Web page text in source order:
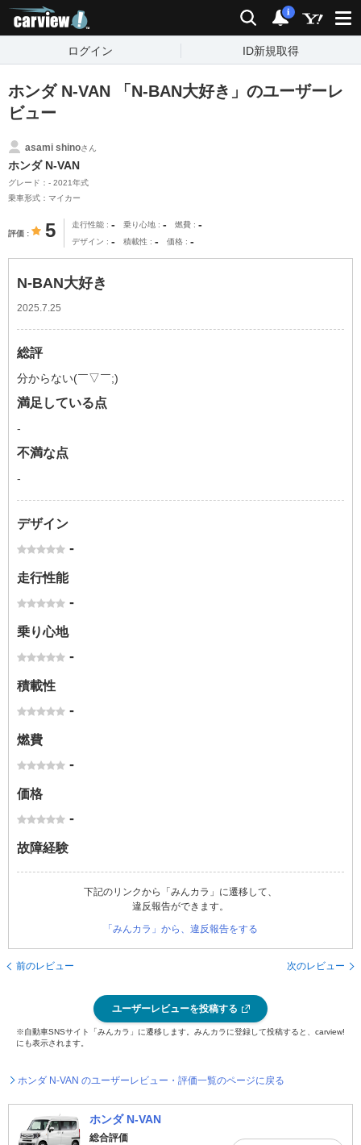
検索 通知
i
ログイン ID新規取得
ホンダ N-VAN 「N-BAN大好き」のユーザーレ
ビュー
asami shinoさん
ホンダ N-VAN
グレード：- 2021年式
乗車形式：マイカー
評価 5 走行性能 - 乗り心地 - 燃費 -
デザイン - 積載性 - 価格 -
N-BAN大好き
2025.7.25
総評
分からない(￣▽￣;)
満足している点
-
不満な点
-
デザイン
-
走行性能
-
乗り心地
-
積載性
-
燃費
-
価格
-
故障経験
下記のリンクから「みんカラ」に遷移して、
違反報告ができます。
「みんカラ」から、違反報告をする
前のレビュー 次のレビュー
ユーザーレビューを投稿する
※自動車SNSサイト「みんカラ」に遷移します。みんカラに登録して投稿すると、carview!
にも表示されます。
ホンダ N-VAN のユーザーレビュー・評価一覧のページに戻る
ホンダ N-VAN
総合評価